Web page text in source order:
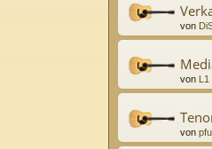
von
von L1
von